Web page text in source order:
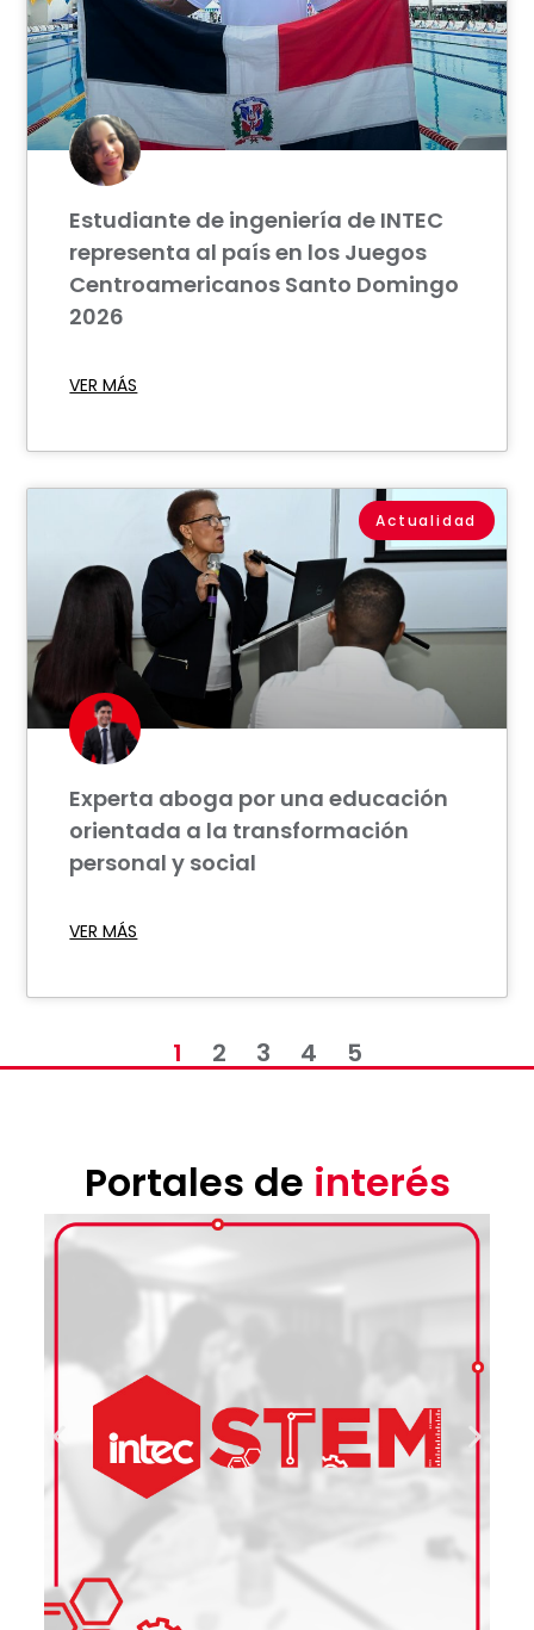
Estudiante de ingeniería de INTEC
representa al país en los Juegos
Centroamericanos Santo Domingo
2026
VER MÁS
Actualidad
Experta aboga por una educación
orientada a la transformación
personal y social
VER MÁS
1 2 3 4 5
Portales de interés